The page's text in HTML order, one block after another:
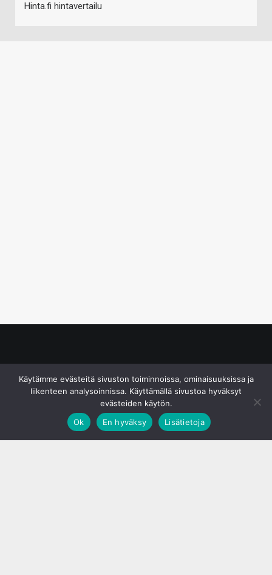
Hinta.fi hintavertailu
Käytämme evästeitä sivuston toiminnoissa, ominaisuuksissa ja
liikenteen analysoinnissa. Käyttämällä sivustoa hyväksyt
evästeiden käytön.
Ok
En hyväksy Lisätietoja